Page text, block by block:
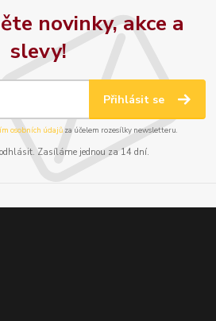
novinky, akce a
slevy!
Přihlásit se
osobních údajůza účelem rozesílky newsletteru.
Zasíláme jednou za 14 dní.